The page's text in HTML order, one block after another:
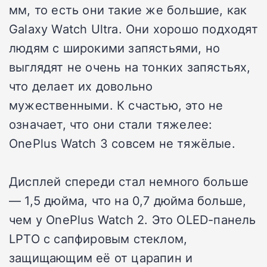
мм, то есть они такие же большие, как
Galaxy Watch Ultra. Они хорошо подходят
людям с широкими запястьями, но
выглядят не очень на тонких запястьях,
что делает их довольно
мужественными. К счастью, это не
означает, что они стали тяжелее:
OnePlus Watch 3 совсем не тяжёлые.
Дисплей спереди стал немного больше
— 1,5 дюйма, что на 0,7 дюйма больше,
чем у OnePlus Watch 2. Это OLED-панель
LPTO с сапфировым стеклом,
защищающим её от царапин и